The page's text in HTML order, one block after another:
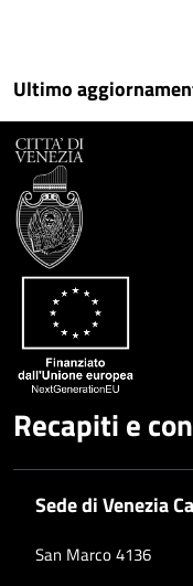
Ultimo
Recapiti e
Sede di Venezia
San Marco 4136